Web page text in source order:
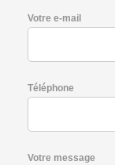
Votre e-mail
Téléphone
Votre message